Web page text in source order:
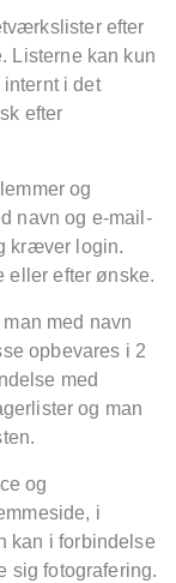
efter
Listerne kan kun
i det
efter
og
navn og e-mail-
kræver login.
eller efter ønske.
med navn
opbevares i 2
med
og man
og
i
kan i forbindelse
sig fotografering.